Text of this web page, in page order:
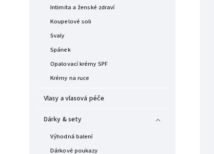
Intimita a ženské zdraví
Koupelové soli
Svaly
Spánek
Opalovací krémy SPF
Krémy na ruce
Vlasy a vlasová péče
Dárky & sety
Výhodná balení
Dárkové poukazy